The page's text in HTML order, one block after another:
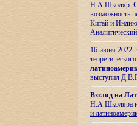
Н.А.Школяр.
возможность
Китай и
16 июня 2022
выступил
Взгляд на
Н.А.Школяра
и